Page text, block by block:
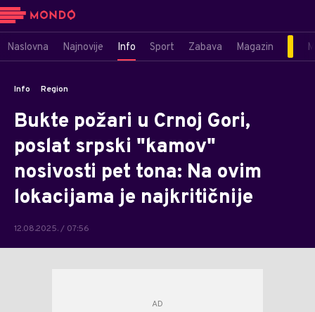
Naslovna Najnovije Info Sport Zabava Magazin
Info Region
Bukte požari u Crnoj Gori,
poslat srpski "kamov"
nosivosti pet tona: Na ovim
lokacijama je najkritičnije
12.08.2025. / 07:56